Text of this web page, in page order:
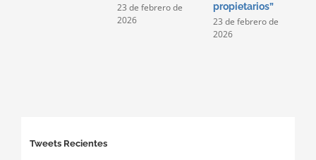
23 de febrero de
2026
propietarios”
23 de febrero de
2026
Tweets Recientes